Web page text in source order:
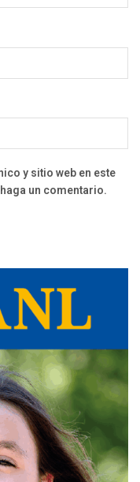
y sitio web en este
un comentario.